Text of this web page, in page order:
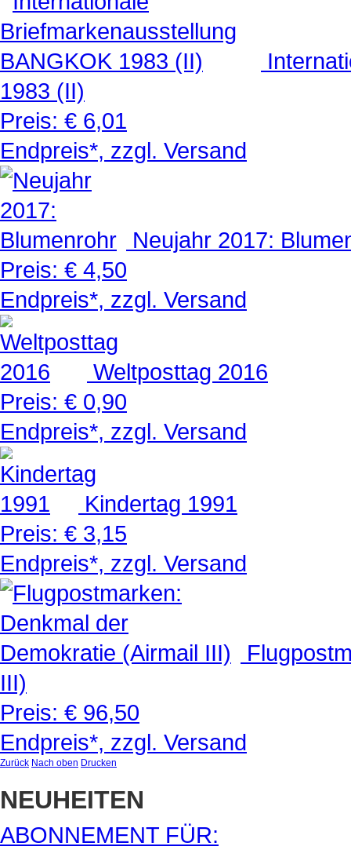
1983 (II)
Preis: € 6,01
Endpreis*, zzgl. Versand
Neujahr 2017:
Preis: € 4,50
Endpreis*, zzgl. Versand
Weltposttag 2016
Preis: € 0,90
Endpreis*, zzgl. Versand
Kindertag 1991
Preis: € 3,15
Endpreis*, zzgl. Versand
III)
Preis: € 96,50
Endpreis*, zzgl. Versand
Zurück Nach oben Drucken
NEUHEITEN
ABONNEMENT FÜR: